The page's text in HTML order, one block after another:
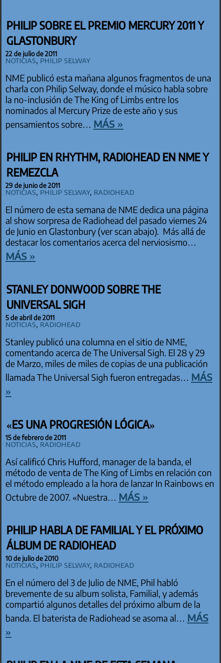
PHILIP SOBRE EL PREMIO MERCURY 2011 Y
GLASTONBURY
22 de julio de 2011
Noticias, Philip Selway
NME publicó esta mañana algunos fragmentos de una
charla con Philip Selway, donde el músico habla sobre
la no-inclusión de The King of Limbs entre los
nominados al Mercury Prize de este año y sus
pensamientos sobre… más »
PHILIP EN RHYTHM, RADIOHEAD EN NME Y
REMEZCLA
29 de junio de 2011
Noticias, Philip Selway, Radiohead
El número de esta semana de NME dedica una página
al show sorpresa de Radiohead del pasado viernes 24
de Junio en Glastonbury (ver scan abajo). Más allá de
destacar los comentarios acerca del nerviosismo…
más »
STANLEY DONWOOD SOBRE THE
UNIVERSAL SIGH
5 de abril de 2011
Noticias, Radiohead
Stanley publicó una columna en el sitio de NME,
comentando acerca de The Universal Sigh. El 28 y 29
de Marzo, miles de miles de copias de una publicación
llamada The Universal Sigh fueron entregadas… más
»
«ES UNA PROGRESIÓN LÓGICA»
15 de febrero de 2011
Noticias, Radiohead
Así calificó Chris Hufford, manager de la banda, el
método de venta de The King of Limbs en relación con
el método empleado a la hora de lanzar In Rainbows en
Octubre de 2007. «Nuestra… más »
PHILIP HABLA DE FAMILIAL Y EL PRÓXIMO
ÁLBUM DE RADIOHEAD
10 de julio de 2010
Noticias, Philip Selway, Radiohead
En el número del 3 de Julio de NME, Phil habló
brevemente de su album solista, Familial, y además
compartió algunos detalles del próximo album de la
banda. El baterista de Radiohead se asoma al… más
»